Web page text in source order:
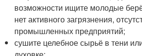
возможности ищите молодые
нет активного загрязнения,
промышленных предприятий;
сушите целебное сырьё в тени